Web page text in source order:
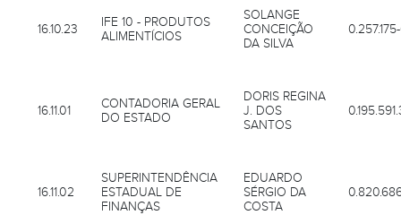
16.10.23
IFE 10 - PRODUTOS
ALIMENTÍCIOS
SOLANGE
CONCEIÇÃO
DA SILVA
16.11.01
CONTADORIA GERAL
DO ESTADO
DORIS REGINA
J. DOS
SANTOS
16.11.02
SUPERINTENDÊNCIA
ESTADUAL DE
FINANÇAS
EDUARDO
SÉRGIO DA
COSTA